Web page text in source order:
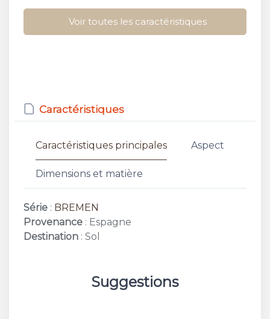
Voir toutes les caractéristiques
Caractéristiques
Caractéristiques principales Aspect
Dimensions et matière
Série : BREMEN
Provenance : Espagne
Destination : Sol
Suggestions